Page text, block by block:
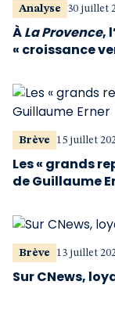
Analyse 30 juillet
ÀLa Provence,
« croissance
Brève 15 juillet
Les « grands
de Guillaume
Brève 13 juillet
Sur CNews,